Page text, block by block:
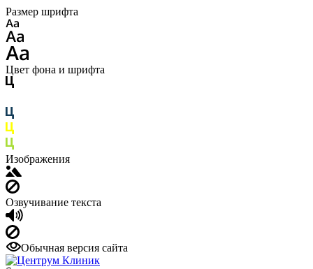
Размер шрифта
Цвет фона и шрифта
Изображения
Озвучивание текста
Обычная версия сайта